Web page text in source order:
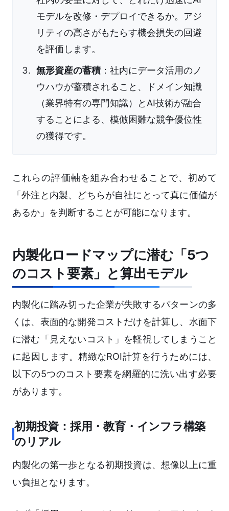
モデルを改修・デプロイできるか。アジ
リティの高さがもたらす機会損失の回避
を評価します。
無形資産の蓄積：社内にデータ活用のノ
ウハウが蓄積されること、ドメイン知識
（業界特有の専門知識）とAI技術が融合
することによる、模倣困難な競争優位性
の獲得です。
これらの評価軸を組み合わせることで、初めて
「外注と内製、どちらが自社にとって真に価値が
あるか」を判断することが可能になります。
内製化ロードマップに潜む「5つ
のコスト要素」と算出モデル
内製化に踏み切った企業が失敗するパターンの多
くは、表面的な開発コストだけを計算し、水面下
に潜む「見えないコスト」を軽視してしまうこと
に起因します。精緻なROI計算を行うためには、
以下の5つのコスト要素を網羅的に洗い出す必要
があります。
初期投資：採用・教育・インフラ構築
のリアル
内製化の第一歩となる初期投資は、想像以上に重
い負担となります。